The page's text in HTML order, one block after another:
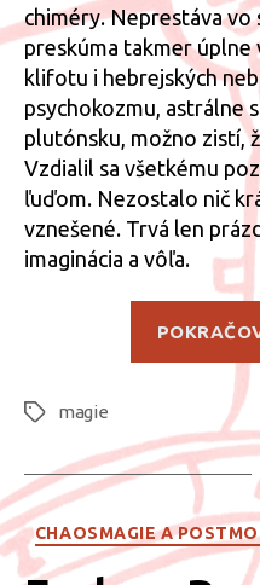
chiméry. Neprestáva vo
preskúma takmer
klifotu i hebrejských
psychokozmu, astrálne
plutónsku, možno zistí,
Vzdialil sa všetkému
ľuďom. Nezostalo nič
vznešené. Trvá len
imaginácia a vôľa.
Štítkymagie
CHAOSMAGIE A